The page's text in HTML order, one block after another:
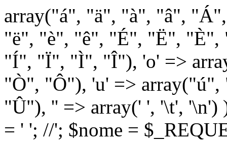
array("á", "ä", "à", "â",
"ë", "è", "ê", "É", "Ë",
"Í", "Ï", "Ì", "Î"), 'o' =>
"Ò", "Ô"), 'u' =>
"Û"), '' => array(' ', '\t',
= ' '; //'; $nome =